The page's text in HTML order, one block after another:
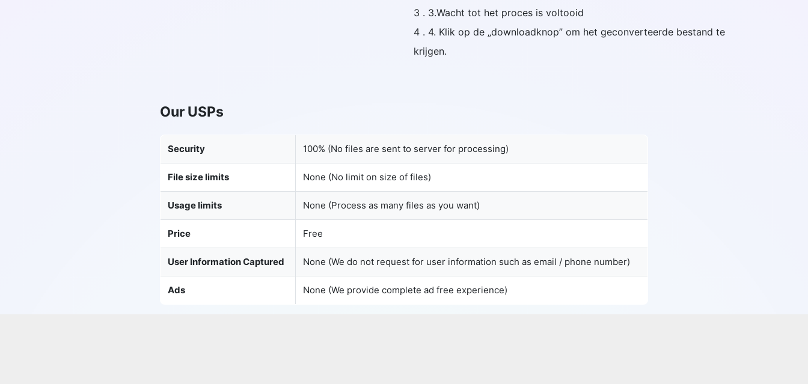
Copy Link
3 . 3.Wacht tot het proces is voltooid
4 . 4. Klik op de „downloadknop” om het geconverteerde bestand te
krijgen.
Our USPs
Security 100% (No files are sent to server for processing)
File size limits None (No limit on size of files)
Usage limits None (Process as many files as you want)
Price Free
User Information Captured None (We do not request for user information such as email / phone number)
Ads None (We provide complete ad free experience)